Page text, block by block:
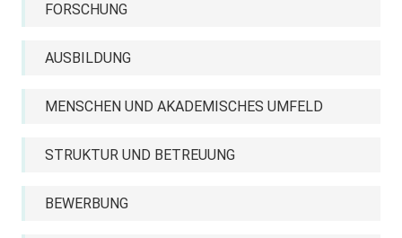
FORSCHUNG
AUSBILDUNG
MENSCHEN UND AKADEMISCHES UMFELD
STRUKTUR UND BETREUUNG
BEWERBUNG